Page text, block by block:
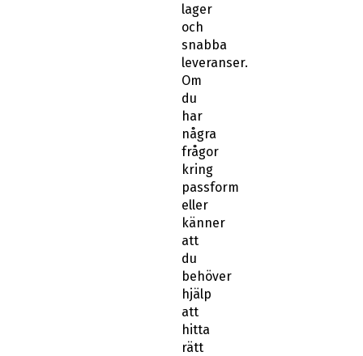
lager
och
snabba
leveranser.
Om
du
har
några
frågor
kring
passform
eller
känner
att
du
behöver
hjälp
att
hitta
rätt